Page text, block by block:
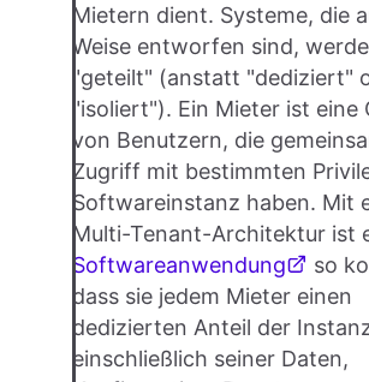
Mietern dient. Systeme, die
Weise entworfen sind,
"geteilt" (anstatt "dediziert"
"isoliert"). Ein Mieter ist eine
von Benutzern, die
Zugriff mit bestimmten
Softwareinstanz haben. Mit
Multi-Tenant-Architektur ist
Softwareanwendung
so
dass sie jedem Mieter einen
dedizierten Anteil der
einschließlich seiner Daten,